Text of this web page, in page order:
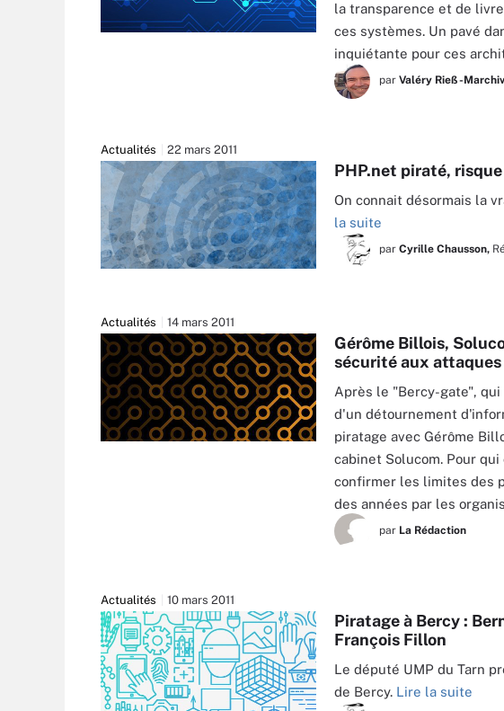
la transparence et de
ces systèmes. Un pavé
inquiétante pour ces
par Valéry Rieß-
Actualités 22 mars 2011
PHP.net piraté,
On connait désormais la
la suite
par Cyrille Chausson,
Actualités 14 mars 2011
Gérôme Billois,
sécurité aux
Après le "Bercy-gate",
d'un détournement
piratage avec Gérôme
cabinet Solucom. Pour
confirmer les limites des
des années par les
par La Rédaction
Actualités 10 mars 2011
Piratage à Bercy :
François Fillon
Le député UMP du Tarn
de Bercy. Lire la suite